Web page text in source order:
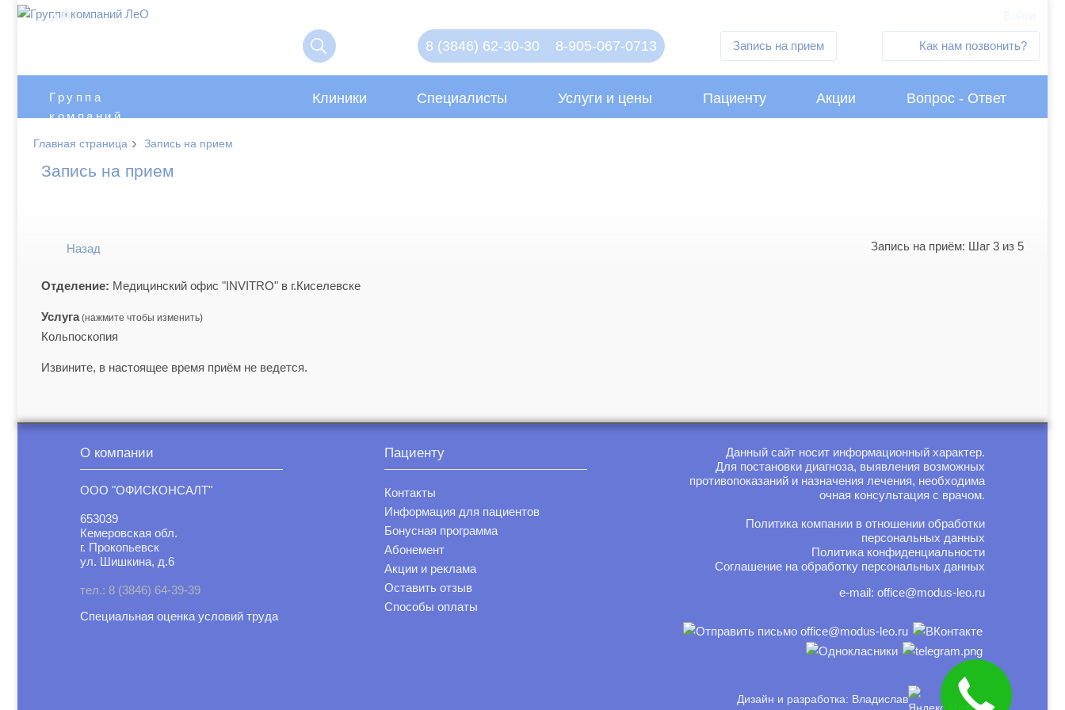
AA
Группа
компаний
8 (3846) 62-30-30 8-905-067-0713 Запись на прием Как нам позвонить?
Клиники Специалисты Услуги и цены Пациенту Акции Вопрос - Ответ
Главная страница › Запись на прием
Запись на прием
Назад Запись на приём: Шаг 3 из 5
Отделение: Медицинский офис "INVITRO" в г.Киселевске
Услуга
Кольпоскопия
Извините, в настоящее время приём не ведется.
О компании
ООО "ОФИСКОНСАЛТ"
653039
Кемеровская обл.
г. Прокопьевск
ул. Шишкина, д.6
тел.: 8 (3846) 64-39-39
Специальная оценка условий труда
Пациенту
Контакты
Информация для пациентов
Бонусная программа
Абонемент
Акции и реклама
Оставить отзыв
Способы оплаты
Данный сайт носит информационный характер.
Для постановки диагноза, выявления возможных
противопоказаний и назначения лечения, необходима
очная консультация с врачом.
Политика компании в отношении обработки
персональных данных
Политика конфиденциальности
Соглашение на обработку персональных данных
e-mail: office@modus-leo.ru
Дизайн и разработка: Владислав